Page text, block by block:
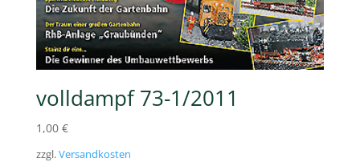
volldampf 73-1/2011
1,00 €
zzgl.Versandkosten